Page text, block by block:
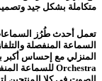
متكاملة بشكل جيد
السماعة المنفصلة